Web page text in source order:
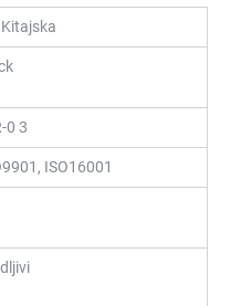
0 3
ISO16001